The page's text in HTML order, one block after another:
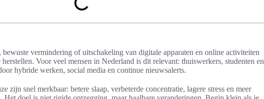
vermindering of uitschakeling van digitale apparaten en online activiteiten
Voor veel mensen in Nederland is dit relevant: thuiswerkers, studenten en
hybride werken, social media en continue nieuwsalerts.
zijn snel merkbaar: betere slaap, verbeterde concentratie, lagere stress en meer